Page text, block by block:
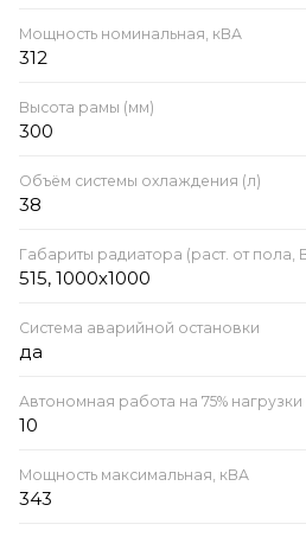
Мощность номинальная, кВА
312
Высота рамы (мм)
300
Объём системы охлаждения (л)
38
Габариты радиатора (раст. от пола,
515, 1000х1000
Система аварийной остановки
да
Автономная работа на 75%
10
Мощность максимальная, кВА
343